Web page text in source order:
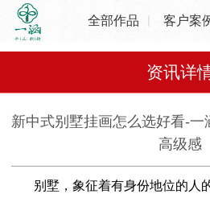
全部作品 客户案
资讯详
新中式别墅挂画怎么选好看-
高级感
别墅，象征着有身份地位的人